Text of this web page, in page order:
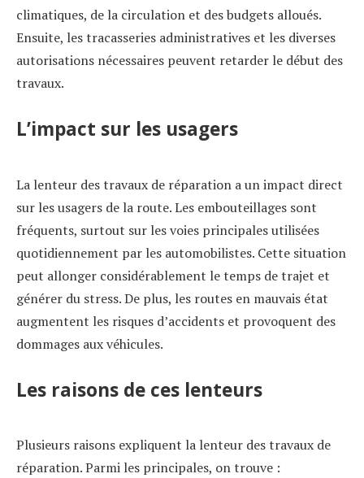
climatiques, de la circulation et des budgets alloués.
Ensuite, les tracasseries administratives et les diverses
autorisations nécessaires peuvent retarder le début des
travaux.
L’impact sur les usagers
La lenteur des travaux de réparation a un impact direct
sur les usagers de la route. Les embouteillages sont
fréquents, surtout sur les voies principales utilisées
quotidiennement par les automobilistes. Cette situation
peut allonger considérablement le temps de trajet et
générer du stress. De plus, les routes en mauvais état
augmentent les risques d’accidents et provoquent des
dommages aux véhicules.
Les raisons de ces lenteurs
Plusieurs raisons expliquent la lenteur des travaux de
réparation. Parmi les principales, on trouve :